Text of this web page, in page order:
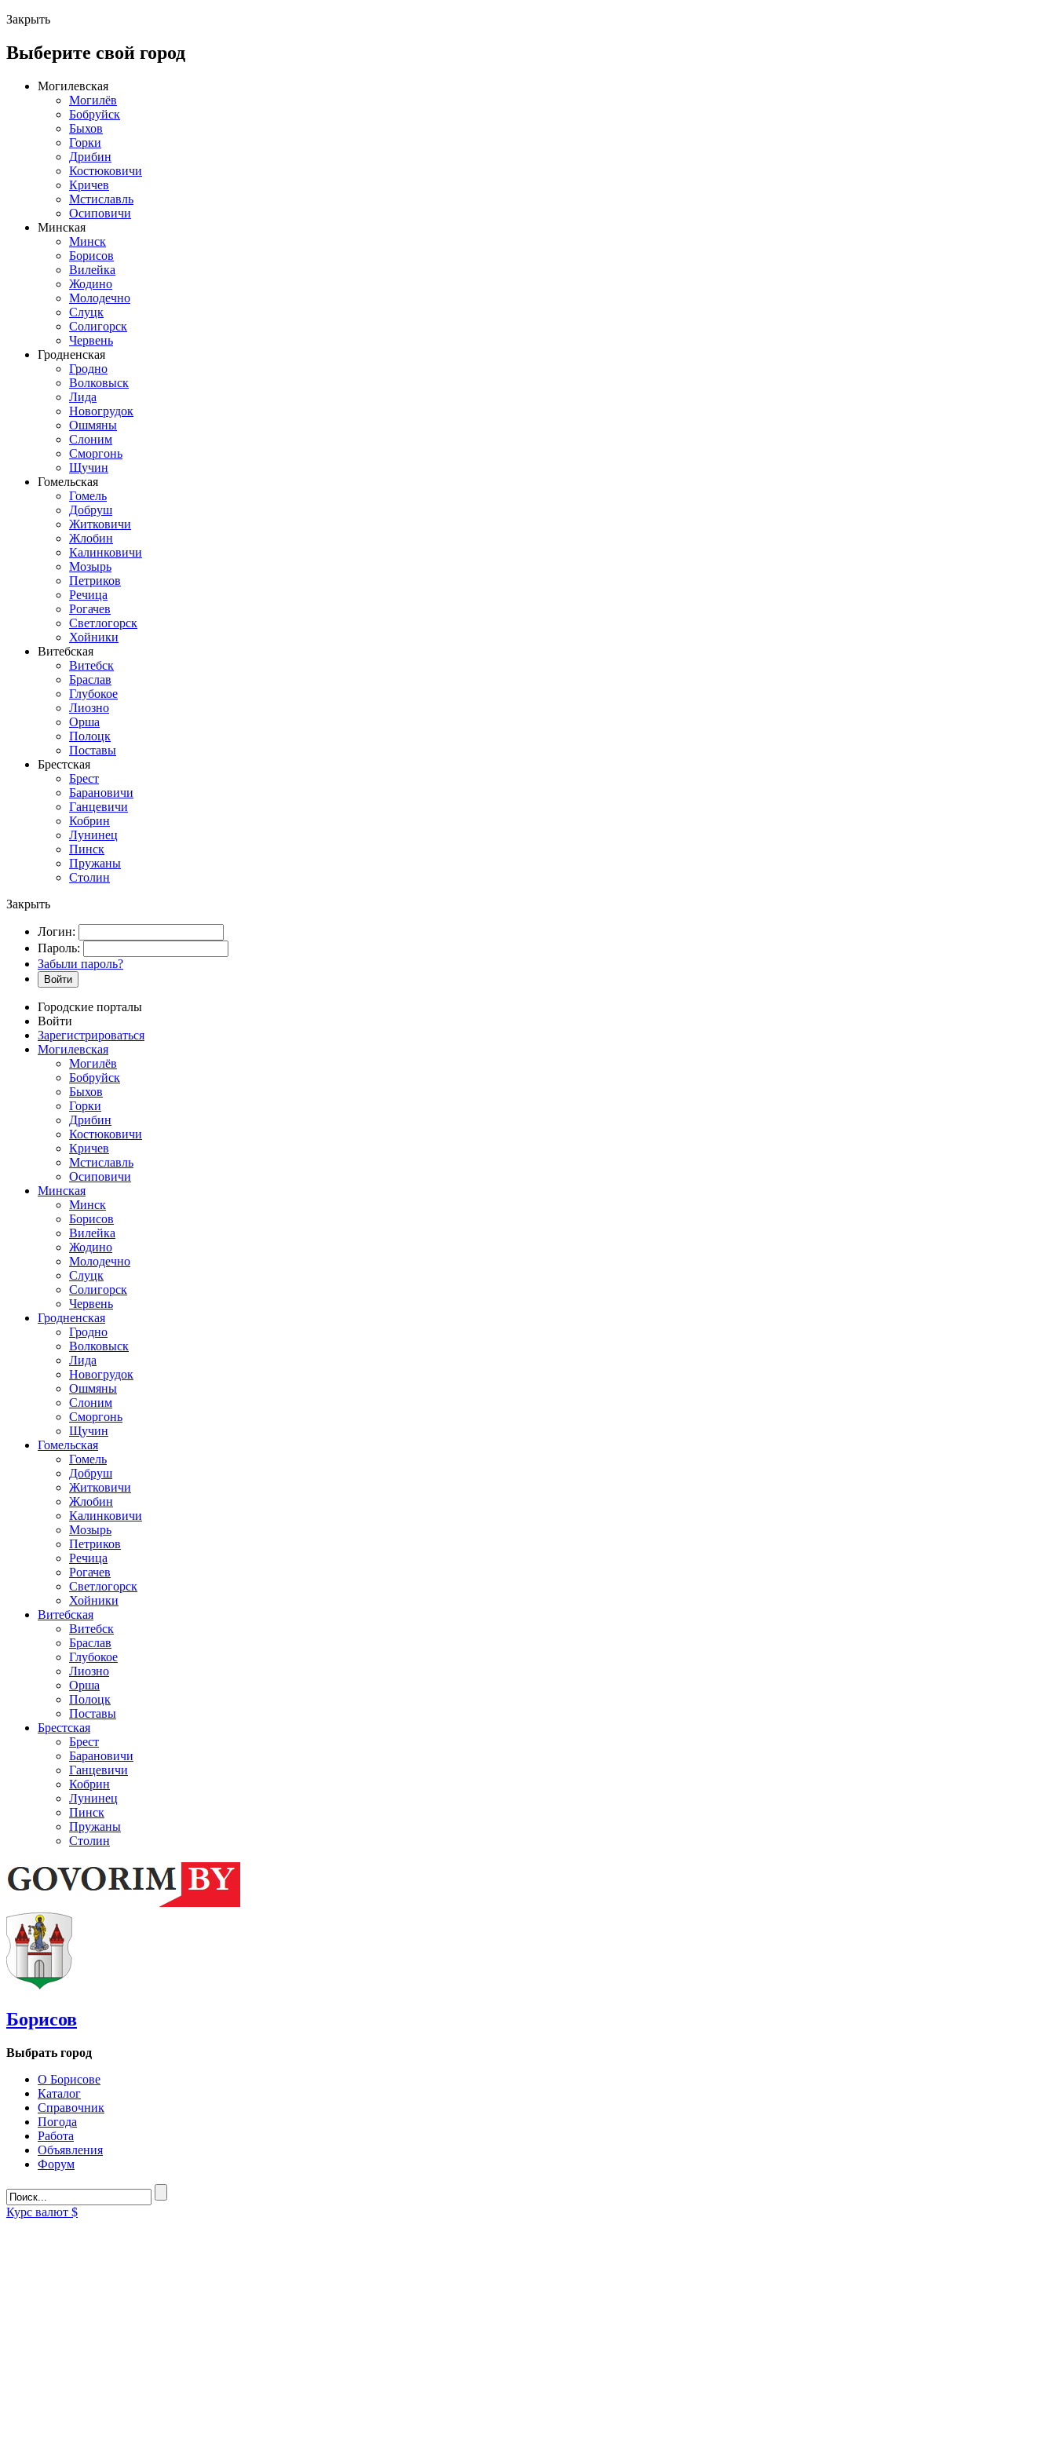
Закрыть
Выберите свой город
Могилевская
Могилёв
Бобруйск
Быхов
Горки
Дрибин
Костюковичи
Кричев
Мстиславль
Осиповичи
Минская
Минск
Борисов
Вилейка
Жодино
Молодечно
Слуцк
Солигорск
Червень
Гродненская
Гродно
Волковыск
Лида
Новогрудок
Ошмяны
Слоним
Сморгонь
Щучин
Гомельская
Гомель
Добруш
Житковичи
Жлобин
Калинковичи
Мозырь
Петриков
Речица
Рогачев
Светлогорск
Хойники
Витебская
Витебск
Браслав
Глубокое
Лиозно
Орша
Полоцк
Поставы
Брестская
Брест
Барановичи
Ганцевичи
Кобрин
Лунинец
Пинск
Пружаны
Столин
Закрыть
Логин:
Пароль:
Забыли пароль?
Войти
Городские порталы
Войти
Зарегистрироваться
Могилевская
Могилёв
Бобруйск
Быхов
Горки
Дрибин
Костюковичи
Кричев
Мстиславль
Осиповичи
Минская
Минск
Борисов
Вилейка
Жодино
Молодечно
Слуцк
Солигорск
Червень
Гродненская
Гродно
Волковыск
Лида
Новогрудок
Ошмяны
Слоним
Сморгонь
Щучин
Гомельская
Гомель
Добруш
Житковичи
Жлобин
Калинковичи
Мозырь
Петриков
Речица
Рогачев
Светлогорск
Хойники
Витебская
Витебск
Браслав
Глубокое
Лиозно
Орша
Полоцк
Поставы
Брестская
Брест
Барановичи
Ганцевичи
Кобрин
Лунинец
Пинск
Пружаны
Столин
Борисов
Выбрать город
О Борисове
Каталог
Справочник
Погода
Работа
Объявления
Форум
Курс валют $